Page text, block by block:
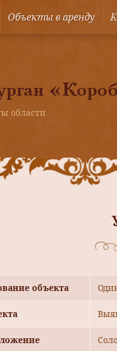
Объекты в аренду
области
объекта